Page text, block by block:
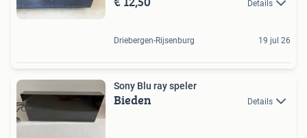
Details
Driebergen-Rijsenburg 19 jul 26
Sony Blu ray speler
Bieden Details